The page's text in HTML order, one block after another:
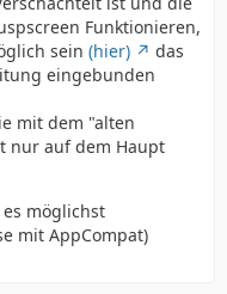
Funktionieren,
sein (hier)
das
eingebunden
mit dem "alten
nur auf dem Haupt
möglichst
mit AppCompat)